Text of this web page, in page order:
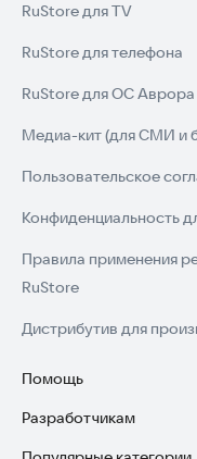
RuStore для TV
RuStore для телефона
RuStore для ОС Аврора
Медиа-кит (для СМИ и
Пользовательское
Конфиденциальность
Правила применения
RuStore
Дистрибутив для
Помощь
Установка RuStore на TV
Разработчикам